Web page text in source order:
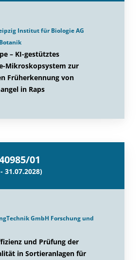
Institut für Biologie AG
– KI-gestütztes
Mikroskopsystem zur
Früherkennung von
in Raps
01
31.07.2028)
GmbH Forschung und
und Prüfung der
in Sortieranlagen für